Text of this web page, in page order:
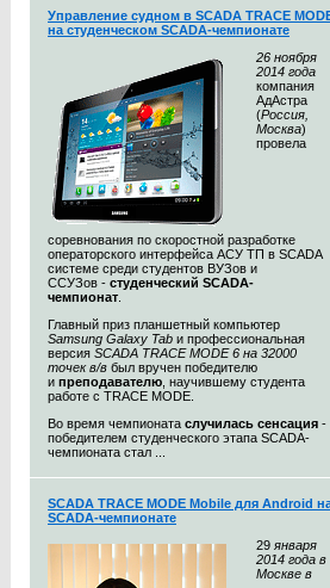
Управление судном в SCADA TRACE
на студенческом SCADA-чемпионате
26 ноября
2014 года
компания
АдАстра
(Россия,
Москва)
провела
соревнования по скоростной разработке
операторского интерфейса АСУ ТП в SCADA
системе среди студентов ВУЗов и
ССУЗов - студенческий SCADA-
чемпионат
Главный приз планшетный компьютер
Samsung Galaxy Tab и профессиональная
версия SCADA TRACE MODE 6 на 32000
точек в/в был вручен победителю
и преподавателю , научившему студента
работе с TRACE MODE.
Во время чемпионата случилась сенсация -
победителем студенческого этапа SCADA-
чемпионата стал ...
SCADA TRACE MODE Mobile для Android
SCADA-чемпионате
29 января
2014 года в
Москве в